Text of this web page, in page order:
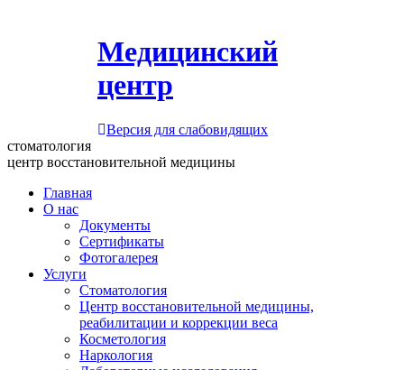
Медицинский
центр
Версия для слабовидящих
стоматология
центр восстановительной медицины
Главная
О нас
Документы
Сертификаты
Фотогалерея
Услуги
Стоматология
Центр восстановительной медицины,
реабилитации и коррекции веса
Косметология
Наркология